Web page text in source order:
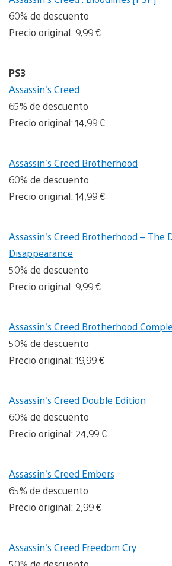
60% de descuento
Precio original: 9,99 €
PS3
Assassin’s Creed
65% de descuento
Precio original: 14,99 €
Assassin’s Creed Brotherhood
60% de descuento
Precio original: 14,99 €
Assassin’s Creed Brotherhood – The
Disappearance
50% de descuento
Precio original: 9,99 €
Assassin’s Creed Brotherhood
50% de descuento
Precio original: 19,99 €
Assassin’s Creed Double Edition
60% de descuento
Precio original: 24,99 €
Assassin’s Creed Embers
65% de descuento
Precio original: 2,99 €
Assassin’s Creed Freedom Cry